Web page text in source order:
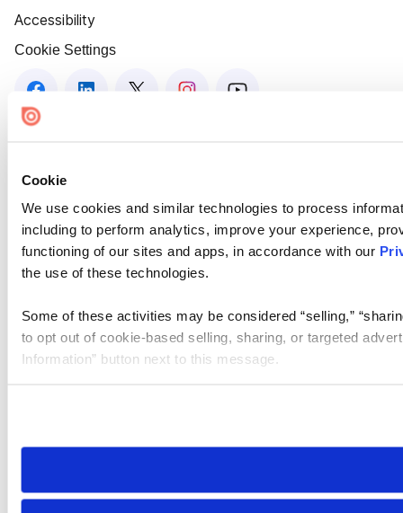
Cookie
We use cookies and similar technologies to process
including to perform analytics, improve your experience,
functioning of our sites and apps, in accordance with our
the use of these technologies.
Some of these activities may be considered “selling,”
to opt out of cookie-based selling, sharing, or targeted
Information” button next to this message.
need to be set again.
Accessibility
Cookie Settings